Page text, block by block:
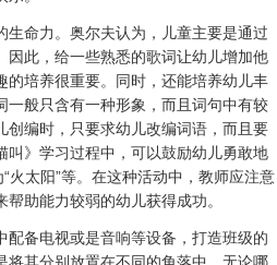
命力。奥尔夫认为，儿童主要是通过
此，给一些熟悉的歌词让幼儿增加他
培养很重要。同时，还能培养幼儿丰
般只含有一种形象，而且词句中有较
创编时，只要求幼儿改编词语，而且要
》学习过程中，可以鼓励幼儿勇敢地
火太阳”等。在这种活动中，教师应注意
助能力较弱的幼儿获得成功。
备电视或是音响等设备，打造班级的